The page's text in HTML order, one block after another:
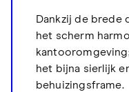
Dankzij de brede
het scherm
het bijna sierlijk
behuizingsframe.